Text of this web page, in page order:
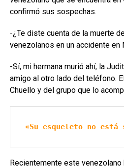
confirmó sus sospechas.
-¿Te diste cuenta de la muerte
venezolanos en un accidente en
-Sí, mi hermana murió ahí, la
amigo al otro lado del teléfono.
Chuello y del grupo que lo
«Su esqueleto no
Recientemente este